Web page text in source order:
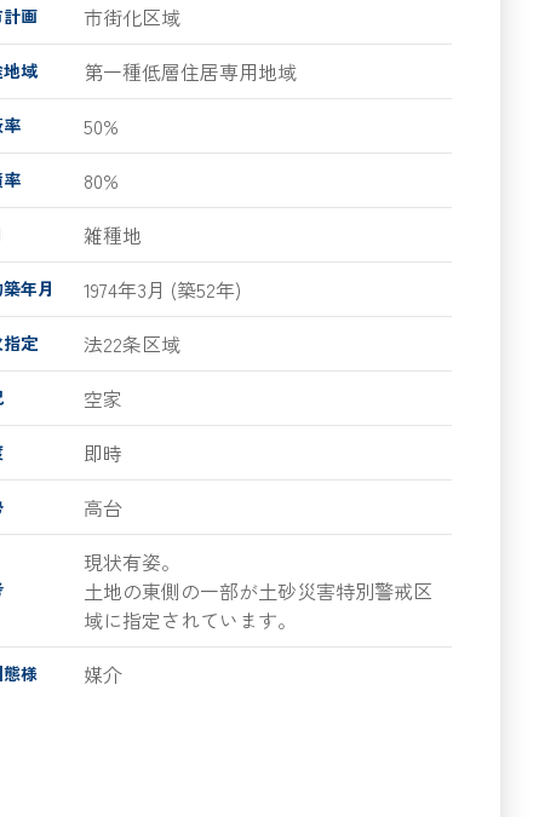
画 市街化区域
域 第一種低層住居専用地域
50%
80%
雑種地
年月 1974年3月 (築52年)
定 法22条区域
空家
即時
高台
現状有姿。
土地の東側の一部が土砂災害特別警戒区
域に指定されています。
様 媒介